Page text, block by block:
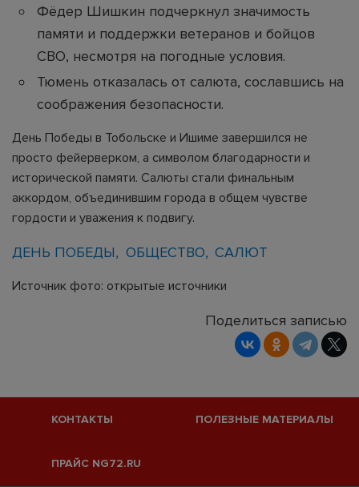
Фёдер Шишкин подчеркнул значимость
памяти и поддержки ветеранов и бойцов
СВО, несмотря на погодные условия.
Тюмень отказалась от салюта, сославшись на
соображения безопасности.
День Победы в Тобольске и Ишиме завершился не
просто фейерверком, а символом благодарности и
исторической памяти. Салюты стали финальным
аккордом, объединившим города в общем чувстве
гордости и уважения к подвигу.
ДЕНЬ ПОБЕДЫ ОБЩЕСТВО САЛЮТ
Источник фото: открытые источники
Поделиться записью
КОНТАКТЫ ПОЛЕЗНЫЕ МАТЕРИАЛЫ
ПРАЙС NG72.RU